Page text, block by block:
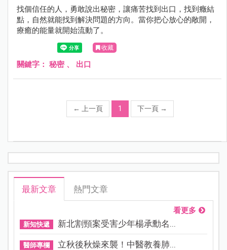
找個信任的人，勇敢說出秘密，讓痛苦找到出口，找到癥結
點，自然就能找到解決問題的方向。當你把心放心的敞開，
療癒的能量就開始流動了。
收藏
關鍵字： 秘密、 出口
← 上一頁 1 下一頁 →
最新文章 熱門文章
看更多
新知快遞 新北割頸案受害少年楊承勳名...
醫師專欄 立秋後秋燥來襲！中醫教養肺...